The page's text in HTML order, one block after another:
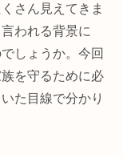
さん見えてきま
われる背景に
しょうか。今回
を守るために必
た目線で分かり